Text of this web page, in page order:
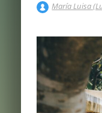
María Luisa